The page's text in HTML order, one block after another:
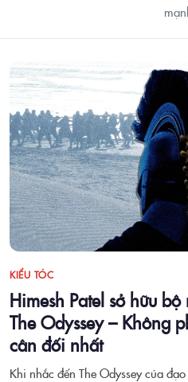
KIỂU TÓC
Himesh Patel sở hữu
The Odyssey – Không
cân đối nhất
Khi nhắc đến The Odyssey của